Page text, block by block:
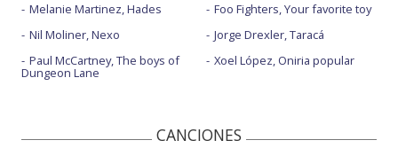
Melanie Martinez, Hades
Nil Moliner, Nexo
Paul McCartney, The boys of
Dungeon Lane
Foo Fighters, Your favorite toy
Jorge Drexler, Taracá
Xoel López, Oniria popular
CANCIONES